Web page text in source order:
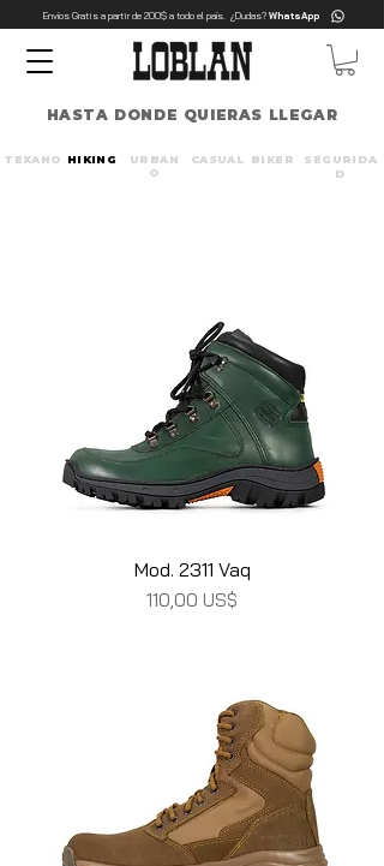
Envíos Gratis a partir de 200$ a todo el país. ¿Dudas? WhatsApp
HASTA DONDE QUIERAS LLEGAR
TEXANO HIKING
URBAN
O
CASUAL BIKER
SEGURIDA
D
Mod. 2311 Vaq
Precio
110,00 US$